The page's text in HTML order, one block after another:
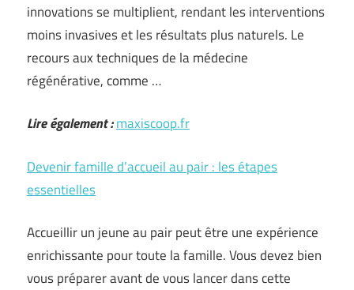
innovations se multiplient, rendant les interventions
moins invasives et les résultats plus naturels. Le
recours aux techniques de la médecine
régénérative, comme …
Lire également :maxiscoop.fr
Devenir famille d’accueil au pair : les étapes
essentielles
Accueillir un jeune au pair peut être une expérience
enrichissante pour toute la famille. Vous devez bien
vous préparer avant de vous lancer dans cette